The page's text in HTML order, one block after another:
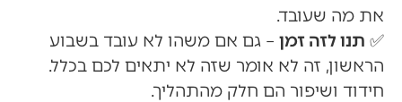
את מה שעובד.
✅ תנו לזה זמן – גם אם משהו לא עובד בשבוע
הראשון, זה לא אומר שזה לא יתאים לכם בכלל.
חידוד ושיפור הם חלק מהתהליך.